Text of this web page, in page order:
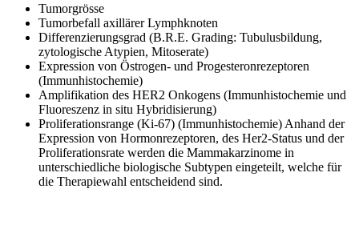
Tumorgrösse
Tumorbefall axillärer Lymphknoten
Differenzierungsgrad (B.R.E. Grading: Tubulusbildung,
zytologische Atypien, Mitoserate)
Expression von Östrogen- und Progesteronrezeptoren
(Immunhistochemie)
Amplifikation des HER2 Onkogens (Immunhistochemie und
Fluoreszenz in situ Hybridisierung)
Proliferationsrange (Ki-67) (Immunhistochemie) Anhand der
Expression von Hormonrezeptoren, des Her2-Status und der
Proliferationsrate werden die Mammakarzinome in
unterschiedliche biologische Subtypen eingeteilt, welche für
die Therapiewahl entscheidend sind.